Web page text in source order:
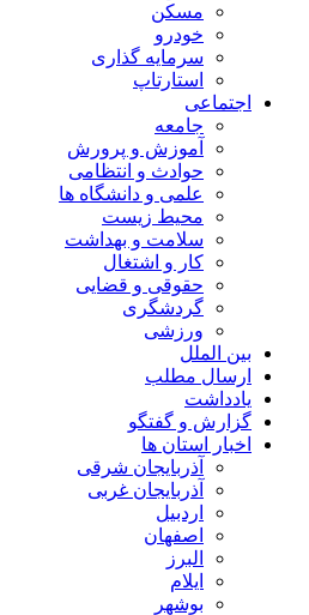
مسکن
خودرو
سرمایه گذاری
استارتاپ
اجتماعی
جامعه
آموزش و پرورش
حوادث و انتظامی
علمی و دانشگاه ها
محیط زیست
سلامت و بهداشت
کار و اشتغال
حقوقی و قضایی
گردشگری
ورزشی
بین الملل
ارسال مطلب
یادداشت
گزارش و گفتگو
اخبار استان ها
آذربایجان شرقی
آذربایجان غربی
اردبیل
اصفهان
البرز
ایلام
بوشهر